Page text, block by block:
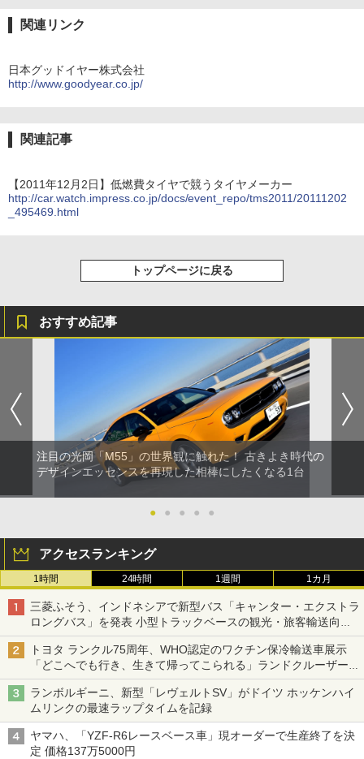
関連リンク
日本グッドイヤー株式会社
http://www.goodyear.co.jp/
関連記事
【2011年12月2日】低燃費タイヤで競うタイヤメーカー
http://car.watch.impress.co.jp/docs/event_repo/tms2011/20111202
_495469.html
トップページに戻る
おすすめ記事
注目の光岡「M55」の世界観に触れた！ 古きよき時代の
デザインエッセンスを再現した相棒にしたくなる1台
● ● ● ● ●
アクセスランキング
1時間 24時間 1週間 1カ月
三菱ふそう、インドネシアで新型バス「キャンター・エクストラ
ロングバス」を発表 小型トラックベースの観光・旅客輸送向け
バス
トヨタ ランクル75周年、WHO認定のワクチン保冷輸送車展示
「どこへでも行き、生きて帰ってこられる」ランドクルーザーで
命をつなぐ
ランボルギーニ、新型「レヴェルトSV」がドイツ ホッケンハイ
ムリンクの最速ラップタイムを記録
ヤマハ、「YZF-R6レースベース車」現オーダーで生産終了を決
定 価格137万5000円